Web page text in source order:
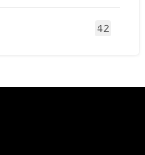
42